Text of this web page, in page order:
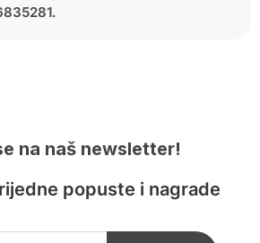
na naš newsletter!
popuste i nagrade